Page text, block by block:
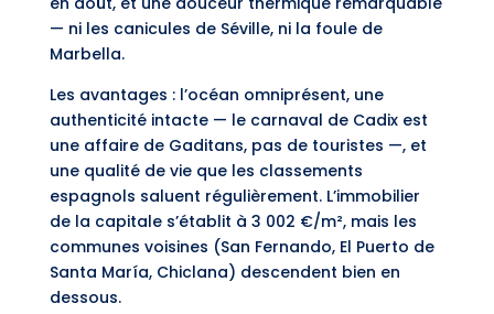
— ni les canicules de Séville, ni la foule de
Marbella.
Les avantages : l’océan omniprésent, une
authenticité intacte — le carnaval de Cadix est
une affaire de Gaditans, pas de touristes —, et
une qualité de vie que les classements
espagnols saluent régulièrement. L’immobilier
de la capitale s’établit à 3 002 €/m², mais les
communes voisines (San Fernando, El Puerto de
Santa María, Chiclana) descendent bien en
dessous.